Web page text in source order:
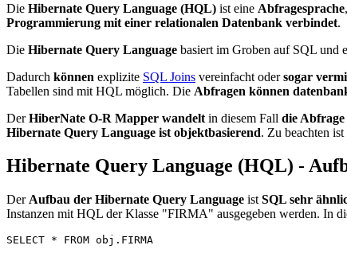
Die Hibernate Query Language (HQL) ist eine Abfragesprache
Programmierung mit einer relationalen Datenbank verbindet.
Die Hibernate Query Language basiert im Groben auf SQL und
Dadurch können explizite SQL Joins vereinfacht odersogar
Tabellen sind mit HQL möglich. Die Abfragen können
DerHiberNate O-R Mapper wandelt in diesem Fall die Abfrage
Hibernate Query Language ist objektbasierend. Zu beachten
Hibernate Query Language (HQL) -
Der Aufbau der Hibernate Query Language ist SQL sehr
Instanzen mit HQL der Klasse "FIRMA" ausgegeben werden. In
SELECT * FROM obj.FIRMA